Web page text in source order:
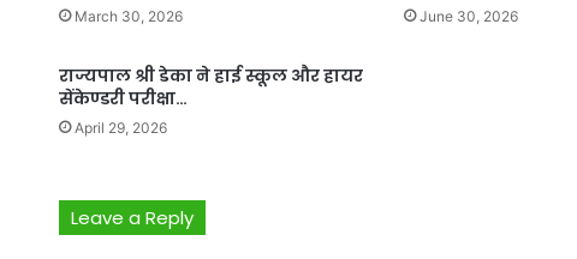
March 30, 2026 June 30, 2026
राज्यपाल श्री डेका ने हाई स्कूल और हायर
सेंकेण्डरी परीक्षा…
April 29, 2026
Leave a Reply